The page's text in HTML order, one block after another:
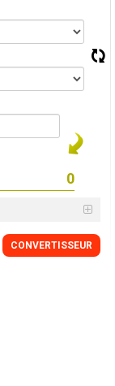
CONVERTISSEUR